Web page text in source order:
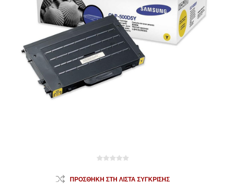
ΠΡΟΣΘΉΚΗ ΣΤΗ ΛΊΣΤΑ ΣΎΓΚΡΙΣΗΣ